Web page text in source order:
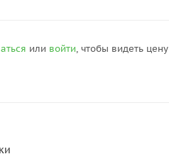
или войти, чтобы видеть цену